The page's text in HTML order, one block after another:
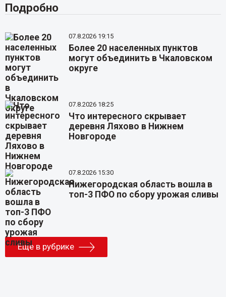
Подробно
07.8.2026 19:15
Более 20 населенных пунктов
могут объединить в Чкаловском
округе
07.8.2026 18:25
Что интересного скрывает
деревня Ляхово в Нижнем
Новгороде
07.8.2026 15:30
Нижегородская область вошла в
топ-3 ПФО по сбору урожая сливы
Еще в рубрике